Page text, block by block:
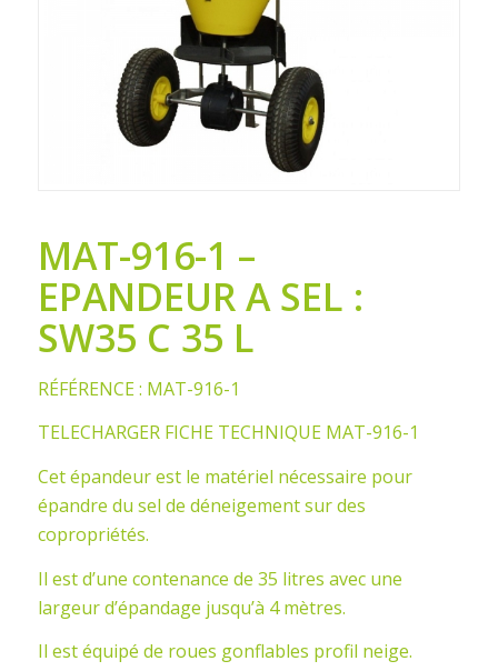
MAT-916-1 –
EPANDEUR A SEL :
SW35 C 35 L
RÉFÉRENCE : MAT-916-1
TELECHARGER FICHE TECHNIQUE MAT-916-1
Cet épandeur est le matériel nécessaire pour
épandre du sel de déneigement sur des
copropriétés.
Il est d’une contenance de 35 litres avec une
largeur d’épandage jusqu’à 4 mètres.
Il est équipé de roues gonflables profil neige.